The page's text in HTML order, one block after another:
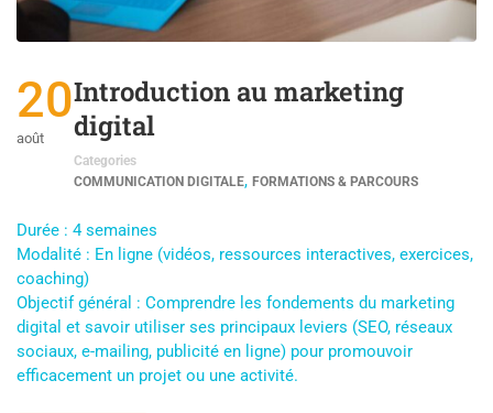
20
août
Introduction au marketing
digital
Categories
COMMUNICATION DIGITALE, FORMATIONS & PARCOURS
Durée : 4 semaines
Modalité : En ligne (vidéos, ressources interactives, exercices,
coaching)
Objectif général : Comprendre les fondements du marketing
digital et savoir utiliser ses principaux leviers (SEO, réseaux
sociaux, e-mailing, publicité en ligne) pour promouvoir
efficacement un projet ou une activité.